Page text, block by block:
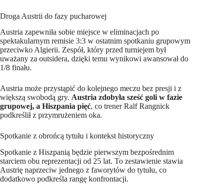
Droga Austrii do fazy pucharowej
Austria zapewniła sobie miejsce w eliminacjach po
spektakularnym remisie 3:3 w ostatnim spotkaniu grupowym
przeciwko Algierii. Zespół, który przed turniejem był
uważany za outsidera, dzięki temu wynikowi awansował do
1/8 finału.
Austria może przystąpić do kolejnego meczu bez presji i z
większą swobodą gry. Austria zdobyła sześć goli w fazie
grupowej, a Hiszpania pięć, co trener Ralf Rangnick
podkreślił z przymrużeniem oka.
Spotkanie z obrońcą tytułu i kontekst historyczny
Spotkanie z Hiszpanią będzie pierwszym bezpośrednim
starciem obu reprezentacji od 25 lat. To zestawienie stawia
Austrię naprzeciw jednego z faworytów do tytułu, co
dodatkowo podkreśla rangę konfrontacji.